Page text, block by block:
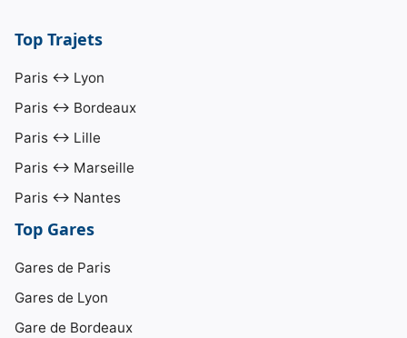
Top Trajets
Paris ↔ Lyon
Paris ↔ Bordeaux
Paris ↔ Lille
Paris ↔ Marseille
Paris ↔ Nantes
Top Gares
Gares de Paris
Gares de Lyon
Gare de Bordeaux